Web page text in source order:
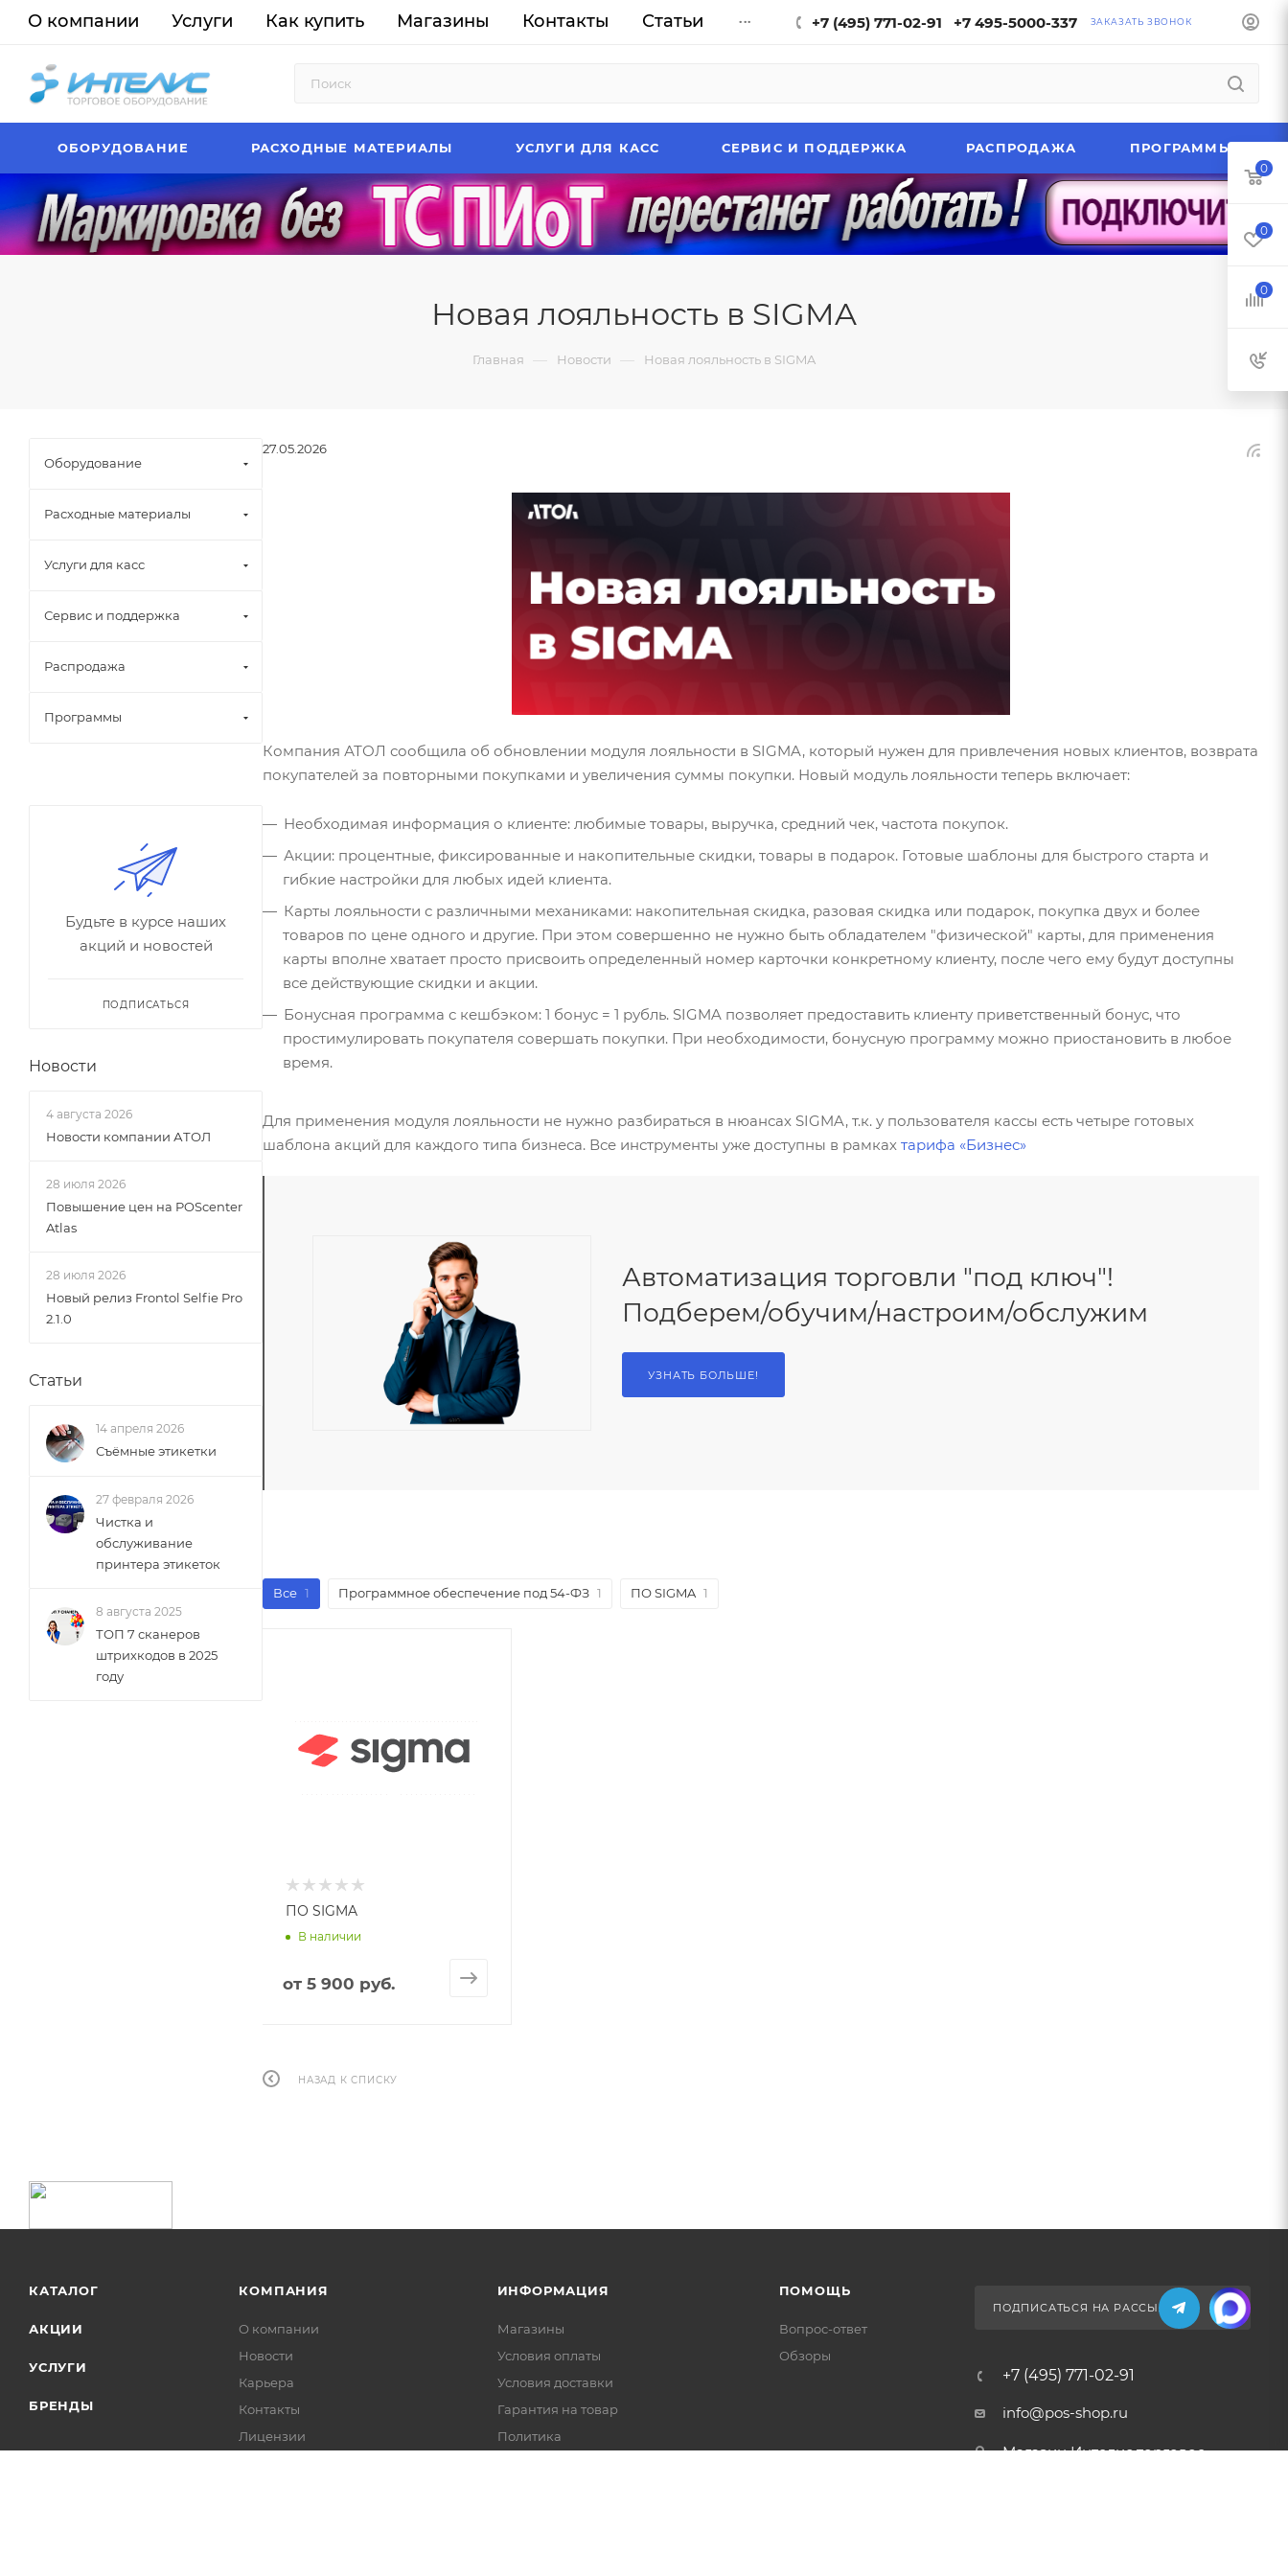
О компании Услуги Как купить Магазины Контакты Статьи ... +7 (495) 771-02-91 +7 495-5000-337 ЗАКАЗАТЬ ЗВОНОК
ОБОРУДОВАНИЕ РАСХОДНЫЕ МАТЕРИАЛЫ УСЛУГИ ДЛЯ КАСС СЕРВИС И ПОДДЕРЖКА РАСПРОДАЖА ПРОГРАММЫ
Новая лояльность в SIGMA
Главная — Новости — Новая лояльность в SIGMA
27.05.2026
Компания АТОЛ сообщила об обновлении модуля лояльности в SIGMA, который нужен для привлечения новых клиентов, возврата
покупателей за повторными покупками и увеличения суммы покупки. Новый модуль лояльности теперь включает:
Необходимая информация о клиенте: любимые товары, выручка, средний чек, частота покупок.
Акции: процентные, фиксированные и накопительные скидки, товары в подарок. Готовые шаблоны для быстрого старта и
гибкие настройки для любых идей клиента.
Карты лояльности с различными механиками: накопительная скидка, разовая скидка или подарок, покупка двух и более
товаров по цене одного и другие. При этом совершенно не нужно быть обладателем "физической" карты, для применения
карты вполне хватает просто присвоить определенный номер карточки конкретному клиенту, после чего ему будут доступны
все действующие скидки и акции.
Бонусная программа с кешбэком: 1 бонус = 1 рубль. SIGMA позволяет предоставить клиенту приветственный бонус, что
простимулировать покупателя совершать покупки. При необходимости, бонусную программу можно приостановить в любое
время.
Для применения модуля лояльности не нужно разбираться в нюансах SIGMA, т.к. у пользователя кассы есть четыре готовых
шаблона акций для каждого типа бизнеса. Все инструменты уже доступны в рамках тарифа «Бизнес»
Автоматизация торговли "под ключ"!
Подберем/обучим/настроим/обслужим
УЗНАТЬ БОЛЬШЕ!
Все 1 Программное обеспечение под 54-ФЗ 1 ПО SIGMA 1
ПО SIGMA
В наличии
от 5 900 руб.
НАЗАД К СПИСКУ
Оборудование
Расходные материалы
Услуги для касс
Сервис и поддержка
Распродажа
Программы
Будьте в курсе наших
акций и новостей
ПОДПИСАТЬСЯ
Новости
4 августа 2026
Новости компании АТОЛ
28 июля 2026
Повышение цен на POScenter
Atlas
28 июля 2026
Новый релиз Frontol Selfie Pro
2.1.0
Статьи
14 апреля 2026
Съёмные этикетки
27 февраля 2026
Чистка и
обслуживание
принтера этикеток
8 августа 2025
ТОП 7 сканеров
штрихкодов в 2025
году
КАТАЛОГ
АКЦИИ
УСЛУГИ
БРЕНДЫ
КОМПАНИЯ
О компании
Новости
Карьера
Контакты
Лицензии
ИНФОРМАЦИЯ
Магазины
Условия оплаты
Условия доставки
Гарантия на товар
Политика
ПОМОЩЬ
Вопрос-ответ
Обзоры
ПОДПИСАТЬСЯ НА РАССЫЛКУ
+7 (495) 771-02-91
info@pos-shop.ru
Магазин Интелис торговое
0
0
0